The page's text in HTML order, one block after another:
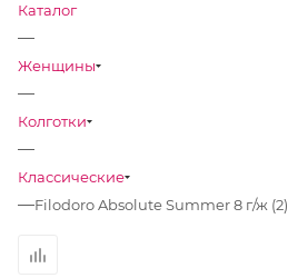
Каталог
—
Женщины
—
Колготки
—
Классические
—Filodoro Absolute Summer 8 г/ж (2)